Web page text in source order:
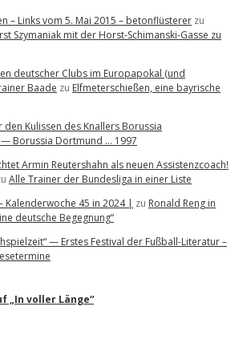
– Links vom 5. Mai 2015 – betonflüsterer zu
Szymaniak mit der Horst-Schimanski-Gasse zu
deutscher Clubs im Europapokal (und
Baade zu Elfmeterschießen, eine bayrische
den Kulissen des Knallers Borussia
Borussia Dortmund … 1997
Armin Reutershahn als neuen Assistenzcoach!
Alle Trainer der Bundesliga in einer Liste
Kalenderwoche 45 in 2024 | zu Ronald Reng in
deutsche Begegnung“
— Erstes Festival der Fußball-Literatur –
„In voller Länge“